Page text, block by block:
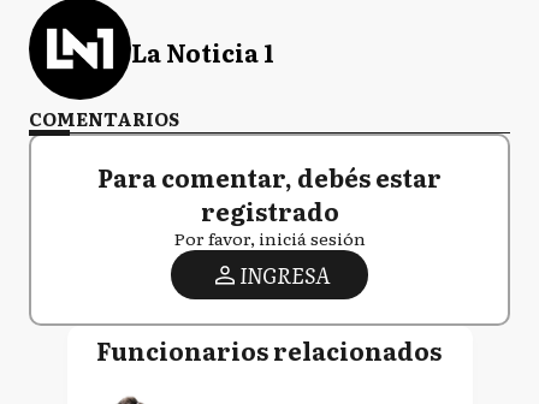
La Noticia 1
COMENTARIOS
Para comentar, debés estar
registrado
Por favor, iniciá sesión
INGRESA
Funcionarios relacionados